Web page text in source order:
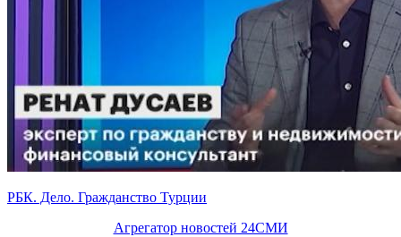
РБК. Дело. Гражданство Турции
Агрегатор новостей 24СМИ